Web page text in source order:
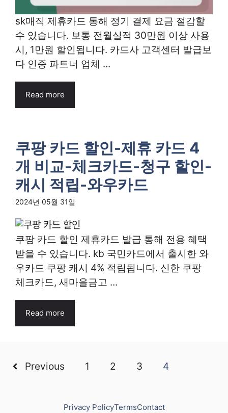
sk매직 제휴카드 통해 정기 결제 요금 절감할
수 있습니다. 보통 전월실적 30만원 이상 사용
시, 1만원 할인됩니다. 카드사 고객센터 발급보
다 인증 파트너 업체 ...
Read more
쿠팡 카드 할인-제휴 카드 4
개 비교-체크카드-청구 할인-
캐시 적립-와우카드
2024년 05월 31일
쿠팡 카드 할인 제휴카드 발급 통해 전용 혜택
받을 수 있습니다. kb 국민카드에서 출시한 와
우카드 쿠팡 캐시 4% 적립됩니다. 신한 쿠팡
체크카드, 새마을금고 ...
Read more
Previous 1 2 3 4
Privacy PolicyTermsContact